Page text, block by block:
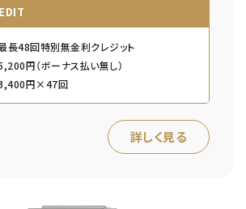
長48回特別無金利クレジット
円（ボーナス払い無し）
円×47回
詳しく見る